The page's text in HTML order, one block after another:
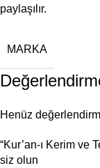
paylaşılır.
MARKA
Henüz
“Kur’an-ı Kerim ve
siz olun